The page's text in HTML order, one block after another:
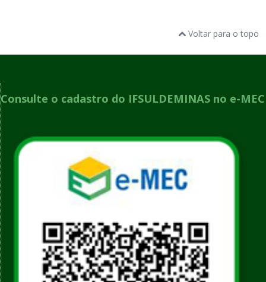
Voltar para o topo
Consulte o cadastro do IFSULDEMINAS no e-MEC